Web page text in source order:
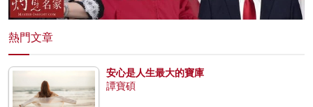
熱門文章
安心是人生最大的寶庫
譚寶碩